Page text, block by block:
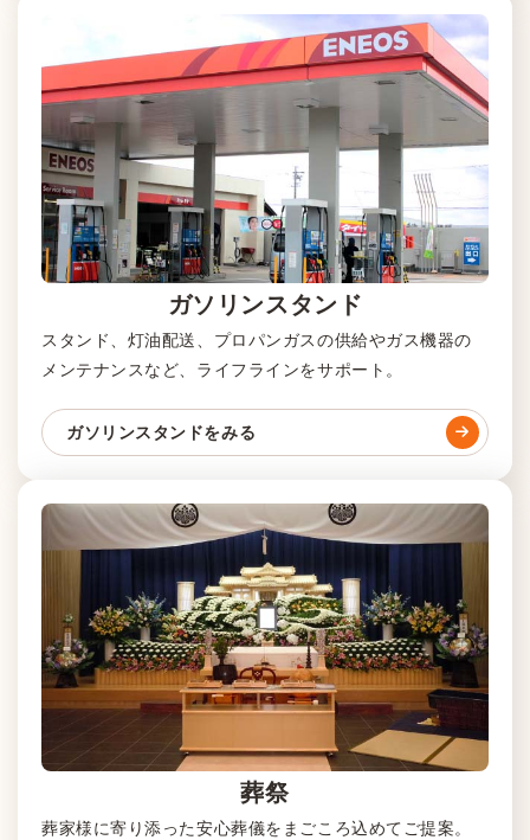
ガソリンスタンド
スタンド、灯油配送、プロパンガスの供給やガス機器の
メンテナンスなど、ライフラインをサポート。
ガソリンスタンドをみる
葬祭
葬家様に寄り添った安心葬儀をまごころ込めてご提案。